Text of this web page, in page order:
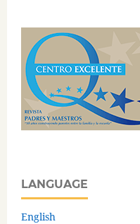
LANGUAGE
English